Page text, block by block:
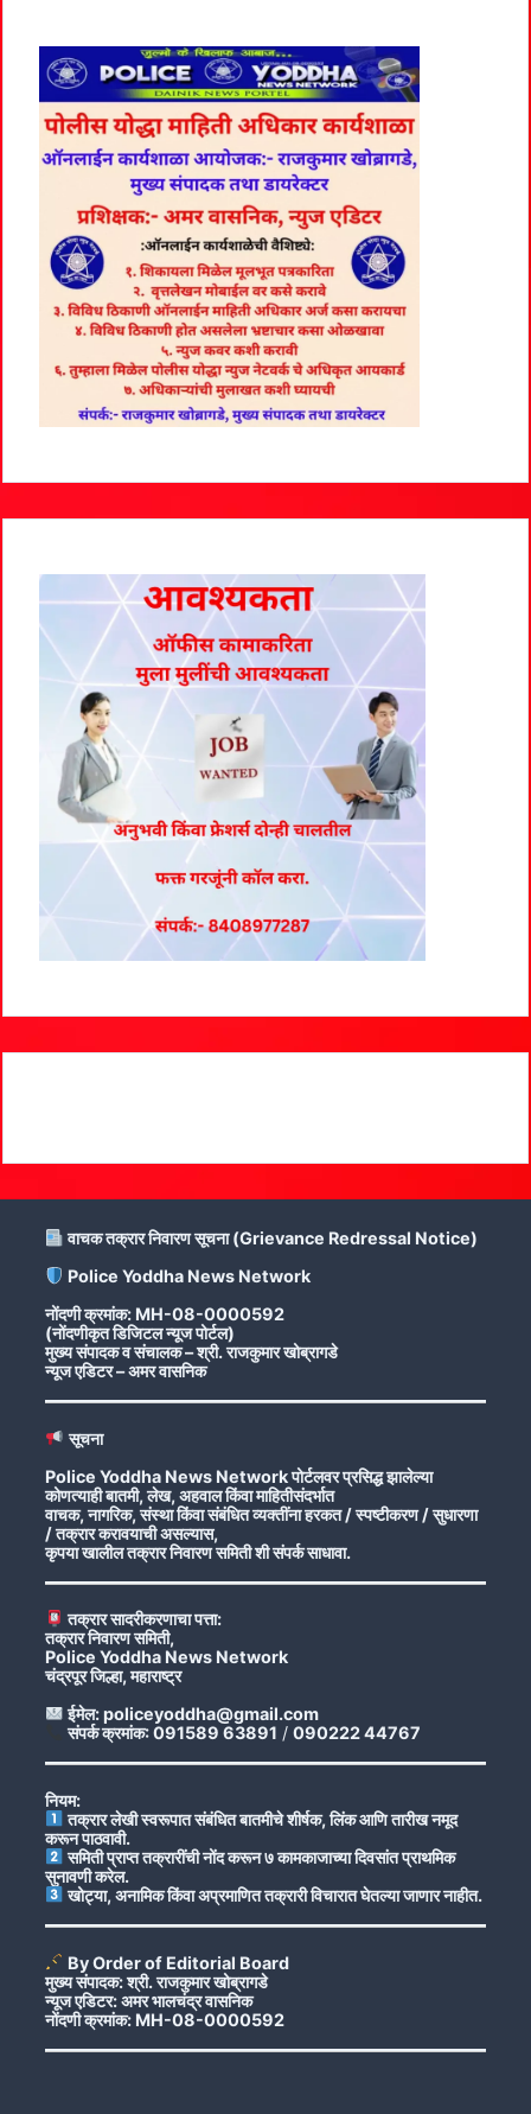
वाचक तक्रार निवारण सूचना (Grievance Redressal Notice)
Police Yoddha News Network
नोंदणी क्रमांक: MH-08-0000592
(नोंदणीकृत डिजिटल न्यूज पोर्टल)
मुख्य संपादक व संचालक – श्री. राजकुमार खोब्रागडे
न्यूज एडिटर – अमर वासनिक
सूचना
Police Yoddha News Network पोर्टलवर प्रसिद्ध झालेल्या
कोणत्याही बातमी, लेख, अहवाल किंवा माहितीसंदर्भात
वाचक, नागरिक, संस्था किंवा संबंधित व्यक्तींना हरकत / स्पष्टीकरण / सुधारणा
/ तक्रार करावयाची असल्यास,
कृपया खालील तक्रार निवारण समिती शी संपर्क साधावा.
तक्रार सादरीकरणाचा पत्ता:
तक्रार निवारण समिती,
Police Yoddha News Network
चंद्रपूर जिल्हा, महाराष्ट्र
ईमेल: policeyoddha@gmail.com
संपर्क क्रमांक: 091589 63891 / 090222 44767
नियम:
तक्रार लेखी स्वरूपात संबंधित बातमीचे शीर्षक, लिंक आणि तारीख नमूद
करून पाठवावी.
समिती प्राप्त तक्रारींची नोंद करून ७ कामकाजाच्या दिवसांत प्राथमिक
सुनावणी करेल.
खोट्या, अनामिक किंवा अप्रमाणित तक्रारी विचारात घेतल्या जाणार नाहीत.
By Order of Editorial Board
मुख्य संपादक: श्री. राजकुमार खोब्रागडे
न्यूज एडिटर: अमर भालचंद्र वासनिक
नोंदणी क्रमांक: MH-08-0000592